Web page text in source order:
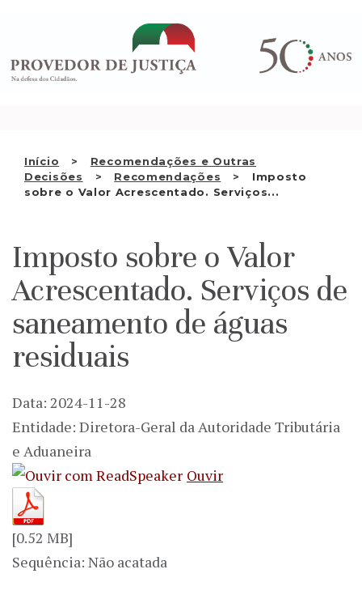
conteúdo
Início
Recomendações e Outras
Decisões
Recomendações
Imposto
sobre o Valor Acrescentado. Serviços...
QUEM SOMOS
ATIVIDADE
RELAÇÕES INTERNACIONAIS
APRESENTAR QUEIXA
Imposto sobre o Valor
Acrescentado. Serviços de
saneamento de águas
residuais
Data: 2024-11-28
Entidade: Diretora-Geral da Autoridade Tributária
e Aduaneira
Ouvir
[0.52 MB]
Sequência: Não acatada